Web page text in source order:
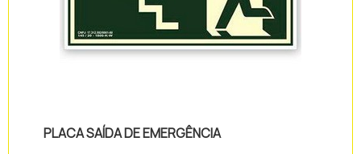
PLACA SAÍDA DE EMERGÊNCIA